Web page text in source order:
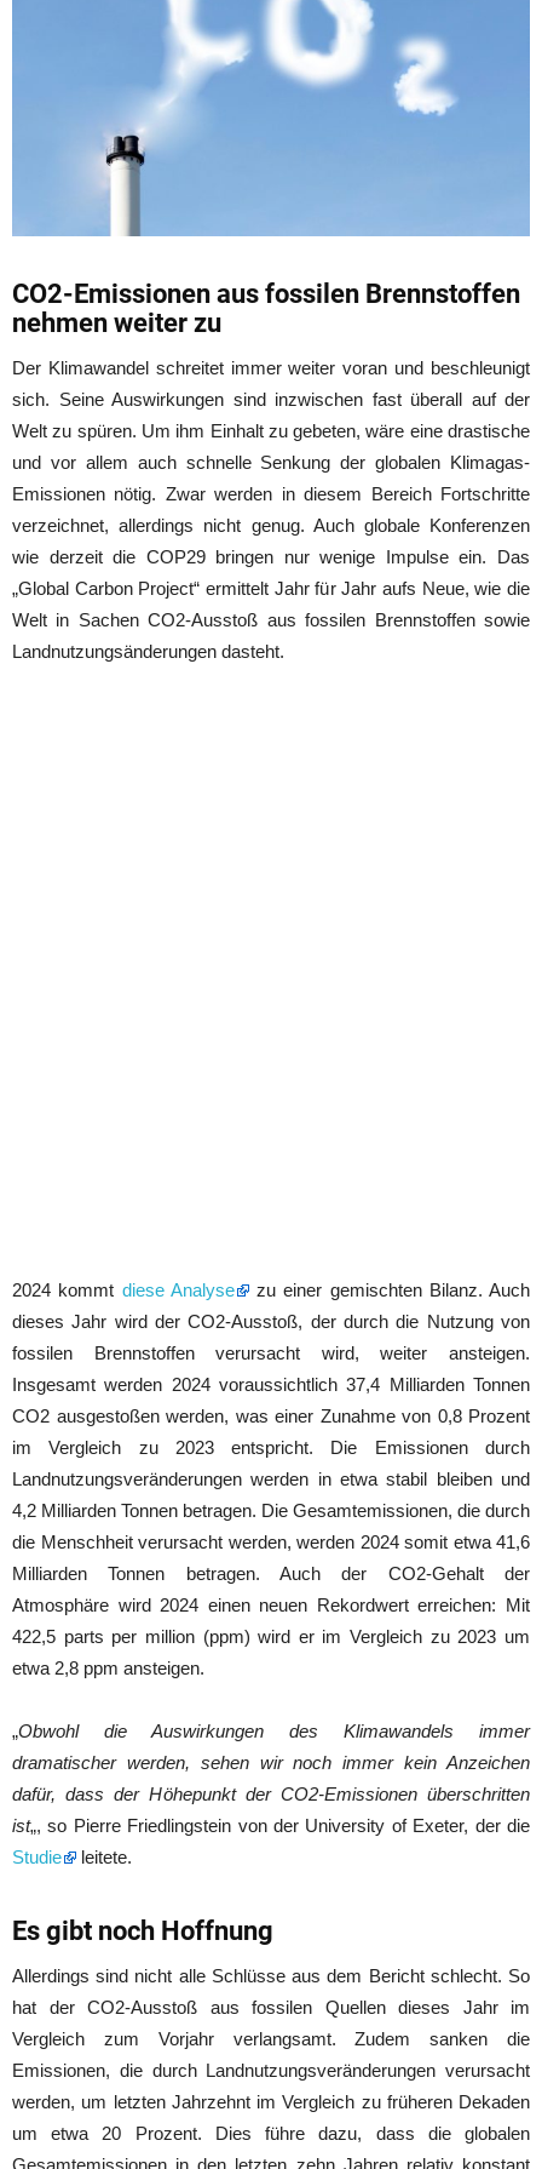
CO2-Emissionen aus fossilen Brennstoffen
nehmen weiter zu
Der Klimawandel schreitet immer weiter voran und beschleunigt
sich. Seine Auswirkungen sind inzwischen fast überall auf der
Welt zu spüren. Um ihm Einhalt zu gebeten, wäre eine drastische
und vor allem auch schnelle Senkung der globalen Klimagas-
Emissionen nötig. Zwar werden in diesem Bereich Fortschritte
verzeichnet, allerdings nicht genug. Auch globale Konferenzen
wie derzeit die COP29 bringen nur wenige Impulse ein. Das
„Global Carbon Project“ ermittelt Jahr für Jahr aufs Neue, wie die
Welt in Sachen CO2-Ausstoß aus fossilen Brennstoffen sowie
Landnutzungsänderungen dasteht.
2024 kommt diese Analyse
zu einer gemischten Bilanz. Auch
dieses Jahr wird der CO2-Ausstoß, der durch die Nutzung von
fossilen Brennstoffen verursacht wird, weiter ansteigen.
Insgesamt werden 2024 voraussichtlich 37,4 Milliarden Tonnen
CO2 ausgestoßen werden, was einer Zunahme von 0,8 Prozent
im Vergleich zu 2023 entspricht. Die Emissionen durch
Landnutzungsveränderungen werden in etwa stabil bleiben und
4,2 Milliarden Tonnen betragen. Die Gesamtemissionen, die durch
die Menschheit verursacht werden, werden 2024 somit etwa 41,6
Milliarden Tonnen betragen. Auch der CO2-Gehalt der
Atmosphäre wird 2024 einen neuen Rekordwert erreichen: Mit
422,5 parts per million (ppm) wird er im Vergleich zu 2023 um
etwa 2,8 ppm ansteigen.
„Obwohl die Auswirkungen des Klimawandels immer
dramatischer werden, sehen wir noch immer kein Anzeichen
dafür, dass der Höhepunkt der CO2-Emissionen überschritten
ist„, so Pierre Friedlingstein von der University of Exeter, der die
Studie
leitete.
Es gibt noch Hoffnung
Allerdings sind nicht alle Schlüsse aus dem Bericht schlecht. So
hat der CO2-Ausstoß aus fossilen Quellen dieses Jahr im
Vergleich zum Vorjahr verlangsamt. Zudem sanken die
Emissionen, die durch Landnutzungsveränderungen verursacht
werden, um letzten Jahrzehnt im Vergleich zu früheren Dekaden
um etwa 20 Prozent. Dies führe dazu, dass die globalen
Gesamtemissionen in den letzten zehn Jahren relativ konstant